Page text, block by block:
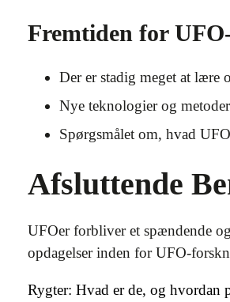
Fremtiden for
Der er stadig meget at
Nye teknologier og
Spørgsmålet om, hvad
Afsluttende
UFOer forbliver et spændende
opdagelser inden for UFO-
Rygter: Hvad er de, og hvordan